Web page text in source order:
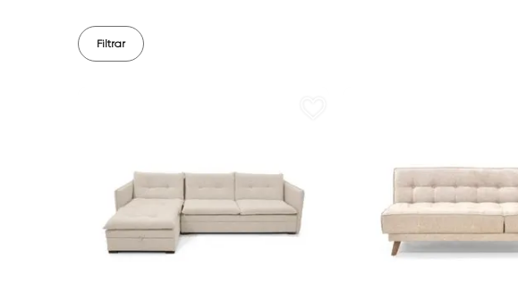
Filtrar